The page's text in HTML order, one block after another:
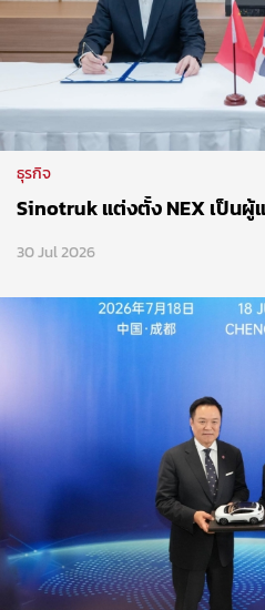
ธุรกิจ
Sinotruk แต่งตั้ง NEX เป็นผู้
30 Jul 2026